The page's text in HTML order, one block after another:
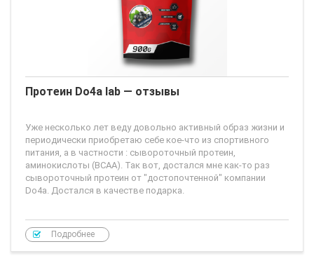
Протеин Do4a lab — отзывы
Уже несколько лет веду довольно активный образ жизни и
периодически приобретаю себе кое-что из спортивного
питания, а в частности : сывороточный протеин,
аминокислоты (BCAA). Так вот, достался мне как-то раз
сывороточный протеин от "достопочтенной" компании
Do4a. Достался в качестве подарка.
Подробнее